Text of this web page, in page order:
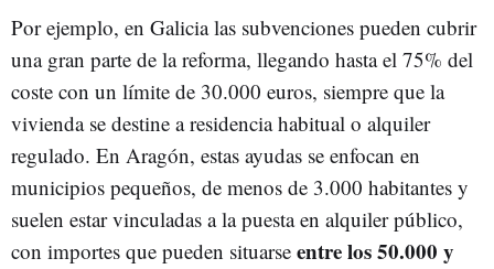
Por ejemplo, en Galicia las subvenciones pueden cubrir
una gran parte de la reforma, llegando hasta el 75% del
coste con un límite de 30.000 euros, siempre que la
vivienda se destine a residencia habitual o alquiler
regulado. En Aragón, estas ayudas se enfocan en
municipios pequeños, de menos de 3.000 habitantes y
suelen estar vinculadas a la puesta en alquiler público,
con importes que pueden situarse entre los 50.000 y